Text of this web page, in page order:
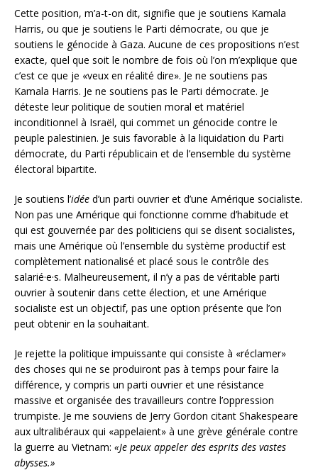
Cette position, m’a-t-on dit, signifie que je soutiens Kamala
Harris, ou que je soutiens le Parti démocrate, ou que je
soutiens le génocide à Gaza. Aucune de ces propositions n’est
exacte, quel que soit le nombre de fois où l’on m’explique que
c’est ce que je «veux en réalité dire». Je ne soutiens pas
Kamala Harris. Je ne soutiens pas le Parti démocrate. Je
déteste leur politique de soutien moral et matériel
inconditionnel à Israël, qui commet un génocide contre le
peuple palestinien. Je suis favorable à la liquidation du Parti
démocrate, du Parti républicain et de l’ensemble du système
électoral bipartite.
Je soutiens l’idée d’un parti ouvrier et d’une Amérique socialiste.
Non pas une Amérique qui fonctionne comme d’habitude et
qui est gouvernée par des politiciens qui se disent socialistes,
mais une Amérique où l’ensemble du système productif est
complètement nationalisé et placé sous le contrôle des
salarié·e·s. Malheureusement, il n’y a pas de véritable parti
ouvrier à soutenir dans cette élection, et une Amérique
socialiste est un objectif, pas une option présente que l’on
peut obtenir en la souhaitant.
Je rejette la politique impuissante qui consiste à «réclamer»
des choses qui ne se produiront pas à temps pour faire la
différence, y compris un parti ouvrier et une résistance
massive et organisée des travailleurs contre l’oppression
trumpiste. Je me souviens de Jerry Gordon citant Shakespeare
aux ultralibéraux qui «appelaient» à une grève générale contre
la guerre au Vietnam: «Je peux appeler des esprits des vastes
abysses.»